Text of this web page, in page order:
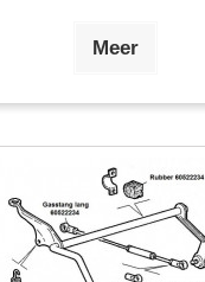
Meer